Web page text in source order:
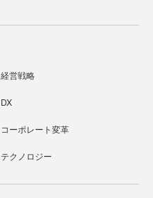
経営戦略
DX
コーポレート変革
テクノロジー